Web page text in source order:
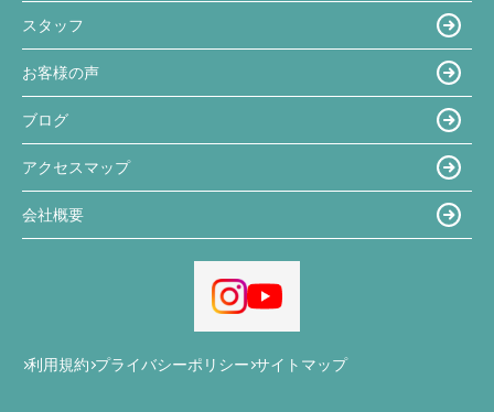
スタッフ
お客様の声
ブログ
アクセスマップ
会社概要
利用規約 プライバシーポリシー サイトマップ